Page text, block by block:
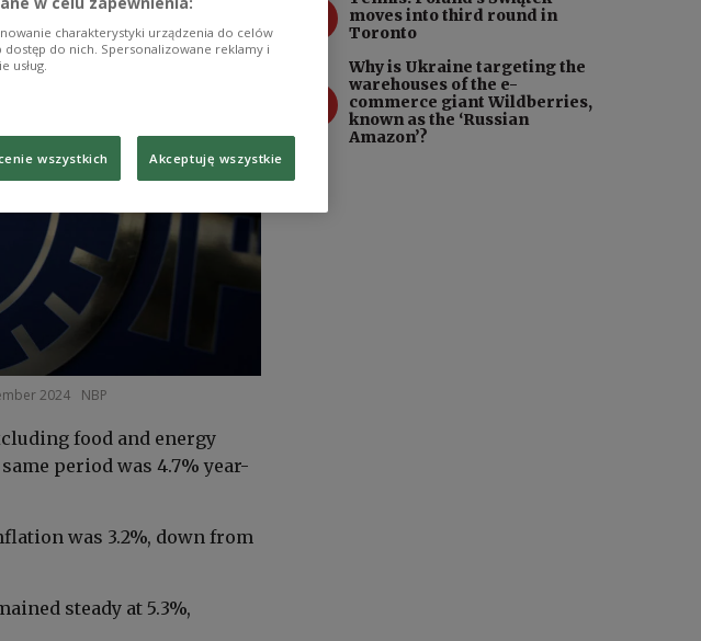
2024 NBP
food and energy
period was 4.7% year-
was 3.2%, down from
steady at 5.3%,
moves into third round in
Toronto
Why is Ukraine targeting the
warehouses of the e-
commerce giant Wildberries,
known as the ‘Russian
Amazon’?
charakterystyki urządzenia do celów
do nich. Spersonalizowane reklamy i
usług.
wszystkich Akceptuję wszystkie